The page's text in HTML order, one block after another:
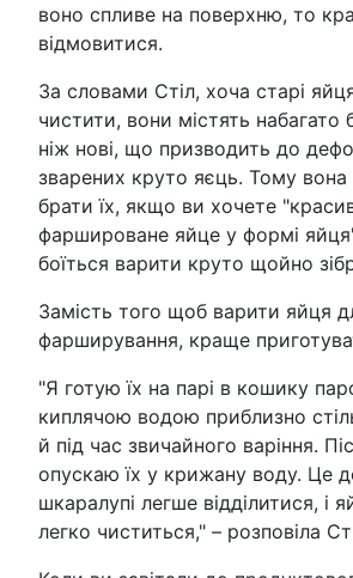
воно спливе на поверхню, то
відмовитися.
За словами Стіл, хоча старі
чистити, вони містять набагато
ніж нові, що призводить до
зварених круто яєць. Тому
брати їх, якщо ви хочете
фаршироване яйце у формі
боїться варити круто щойно
Замість того щоб варити яйця
фарширування, краще
"Я готую їх на парі в кошику
киплячою водою приблизно
й під час звичайного варіння.
опускаю їх у крижану воду. Це
шкаралупі легше відділитися, і
легко чиститься," – розповіла